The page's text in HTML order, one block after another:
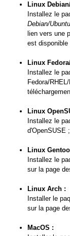
Linux
Installez le
Debian/Ubuntu
lien vers une
est disponible
Linux
Installez le
Fedora/
Linux
Installez le
d'OpenSUSE
Linux
Installez le
sur la page
Linux Arch :
Installer le
sur la page
MacOS :